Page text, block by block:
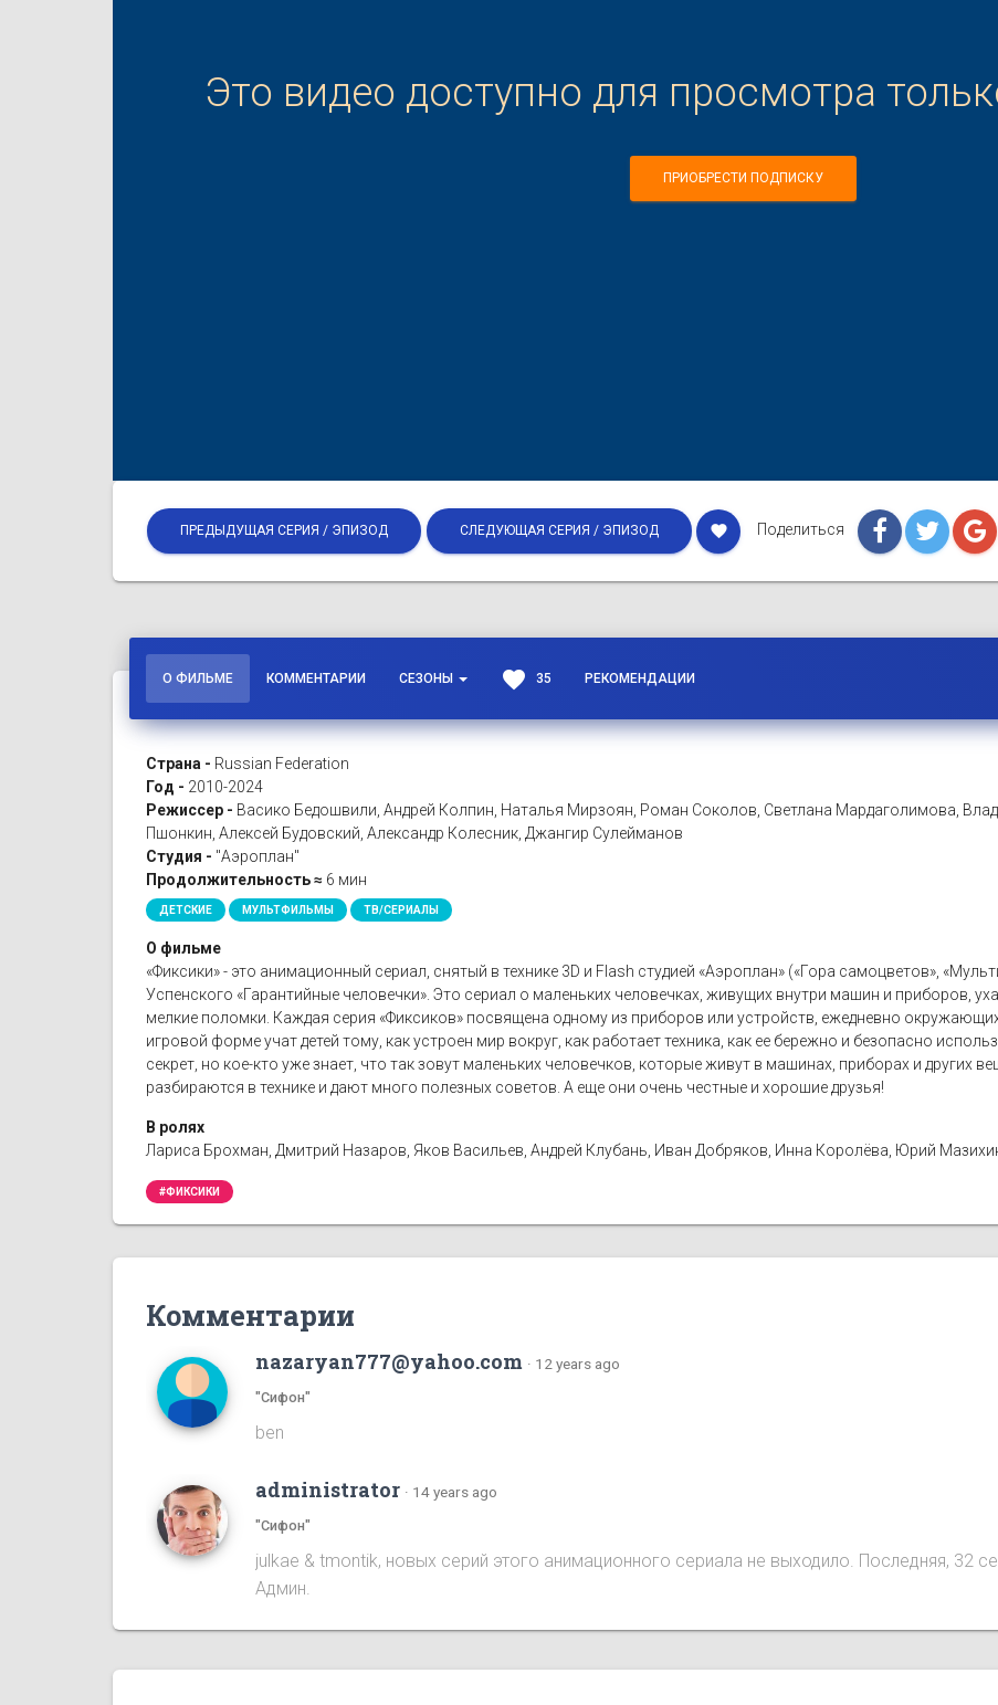
Это видео доступно для просмотра
ПРИОБРЕСТИ ПОДПИСКУ
ПРЕДЫДУЩАЯ СЕРИЯ / ЭПИЗОД СЛЕДУЮЩАЯ СЕРИЯ / ЭПИЗОД favorite Поделиться
О ФИЛЬМЕ КОММЕНТАРИИ СЕЗОНЫ favorite 35 РЕКОМЕНДАЦИИ
Страна - Russian Federation
Год - 2010-2024
Режиссер - Васико Бедошвили, Андрей Колпин, Наталья Мирзоян, Роман Соколов, Светлана Мардаголимова,
Пшонкин, Алексей Будовский, Александр Колесник, Джангир Сулейманов
Студия - "Аэроплан"
Продолжительность ≈ 6 мин
ДЕТСКИЕ МУЛЬТФИЛЬМЫ ТВ/СЕРИАЛЫ
О фильме
«Фиксики» - это анимационный сериал, снятый в технике 3D и Flash студией «Аэроплан» («Гора самоцветов»,
Успенского «Гарантийные человечки». Это сериал о маленьких человечках, живущих внутри машин и приборов,
мелкие поломки. Каждая серия «Фиксиков» посвящена одному из приборов или устройств, ежедневно
игровой форме учат детей тому, как устроен мир вокруг, как работает техника, как ее бережно и безопасно
секрет, но кое-кто уже знает, что так зовут маленьких человечков, которые живут в машинах, приборах и других
разбираются в технике и дают много полезных советов. А еще они очень честные и хорошие друзья!
В ролях
Лариса Брохман, Дмитрий Назаров, Яков Васильев, Андрей Клубань, Иван Добряков, Инна Королёва, Юрий
#ФИКСИКИ
Комментарии
nazaryan777@yahoo.com · 12 years ago
"Сифон"
ben
administrator · 14 years ago
"Сифон"
julkae & tmontik, новых серий этого анимационного сериала не выходило. Последняя, 32
Админ.